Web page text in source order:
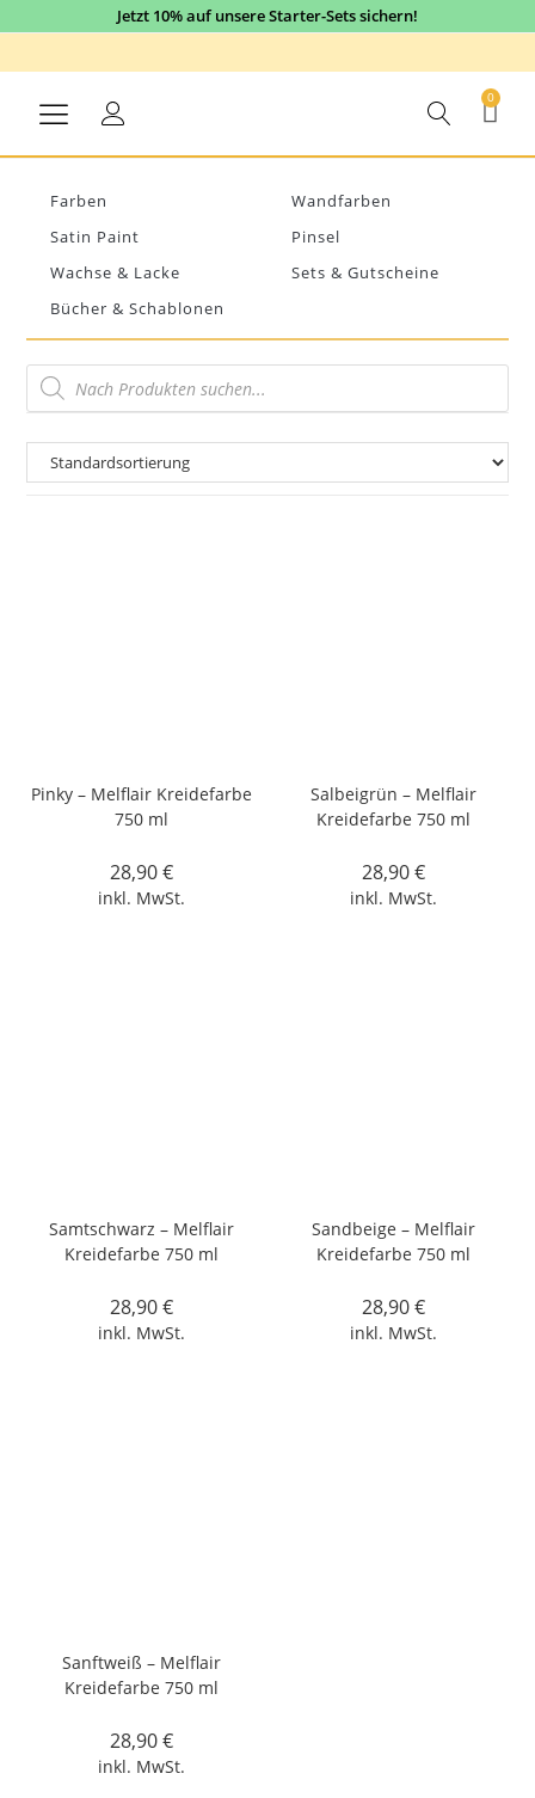
Jetzt 10% auf unsere Starter-Sets sichern!
0
Farben
Wandfarben
Satin Paint
Pinsel
Wachse & Lacke
Sets & Gutscheine
Bücher & Schablonen
Pinky – Melflair Kreidefarbe
750 ml
28,90€
inkl. MwSt.
Salbeigrün – Melflair
Kreidefarbe 750 ml
28,90€
inkl. MwSt.
Samtschwarz – Melflair
Kreidefarbe 750 ml
28,90€
inkl. MwSt.
Sandbeige – Melflair
Kreidefarbe 750 ml
28,90€
inkl. MwSt.
Sanftweiß – Melflair
Kreidefarbe 750 ml
28,90€
inkl. MwSt.